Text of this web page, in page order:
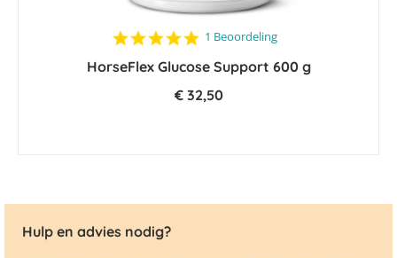
5.0
rating
1 Beoordeling
HorseFlex Glucose Support 600 g
€ 32,50
Hulp en advies nodig?